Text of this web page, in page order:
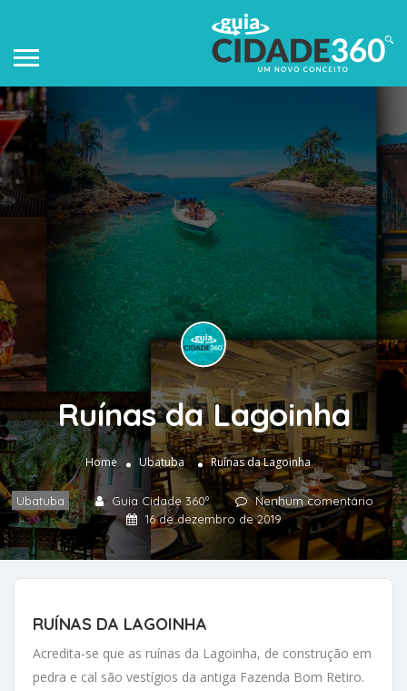
Ruínas da Lagoinha
Home Ubatuba Ruínas da Lagoinha
Ubatuba Guia Cidade 360º
Nenhum comentário
16 de dezembro de 2019
RUÍNAS DA LAGOINHA
Acredita-se que as ruínas da Lagoinha, de construção em
pedra e cal são vestígios da antiga Fazenda Bom Retiro.